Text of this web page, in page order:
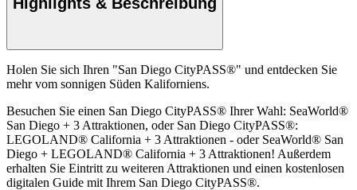
Holen Sie sich Ihren "San Diego CityPASS®" und entdecken Sie
mehr vom sonnigen Süden Kaliforniens.
Besuchen Sie einen San Diego CityPASS® Ihrer Wahl: SeaWorld®
San Diego + 3 Attraktionen, oder San Diego CityPASS®:
LEGOLAND® California + 3 Attraktionen - oder SeaWorld® San
Diego + LEGOLAND® California + 3 Attraktionen! Außerdem
erhalten Sie Eintritt zu weiteren Attraktionen und einen kostenlosen
digitalen Guide mit Ihrem San Diego CityPASS®.